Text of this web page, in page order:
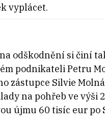
vyplácet.
odškodnění si činí
podnikateli Petru
zástupce Silvie
na pohřeb ve výši
újmu 60 tisíc eur po